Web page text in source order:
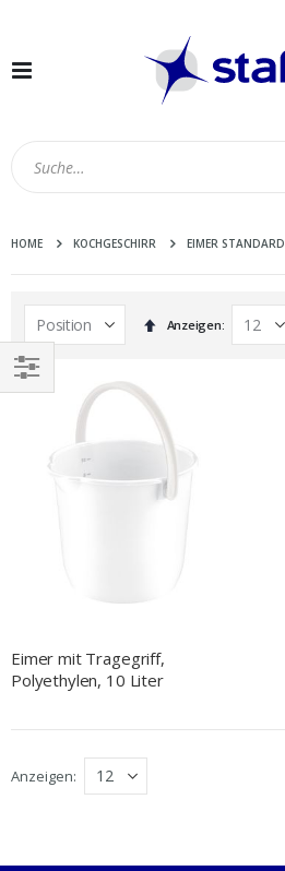
Navigation
HOME KOCHGESCHIRR EIMER STANDARD
In
absteigender
Anzeigen
Eimer mit Tragegriff,
Polyethylen, 10 Liter
Anzeigen
EINKAUFEN